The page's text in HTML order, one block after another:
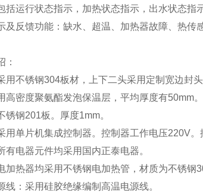
括运行状态指示，加热状态指示，出水状态指示
及反馈功能：缺水、超温、加热器故障、热传
：
用不锈钢304板材，上下二头采用定制宽边封头
高密度聚氨酯发泡保温层，平均厚度有50mm。
锈钢201板。厚度1mm。
用单片机集成控制器。控制器工作电压220V。
有电器元件均采用国内正泰电器。
加热器均采用不锈钢电加热管，材质为不锈钢
线：采用硅胶绝缘编制高温电源线。